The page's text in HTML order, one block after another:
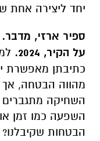
יחד ליצירה אחת
ספיר ארזי,
על הקיר, 2024.
כתיבתן מאפשרת
מהווה הבטחה,
השחיקה מתגברים
השפעה כמו זמן
הבטחות